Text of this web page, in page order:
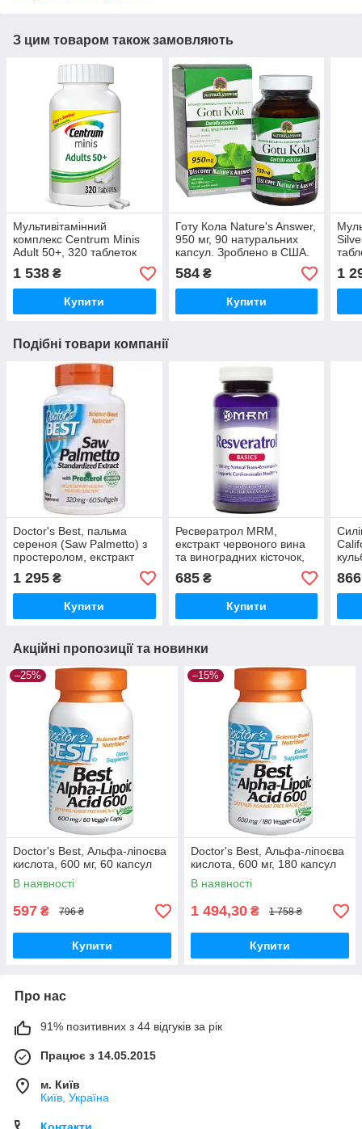
З цим товаром також замовляють
Мультивітамінний
комплекс Centrum Minis
Adult 50+, 320 таблеток
1 538 ₴
Купити
Готу Кола Nature's Answer,
950 мг, 90 натуральних
капсул. Зроблено в США.
584₴
Купити
1
Подібні товари компанії
Doctor's Best, пальма
сереноя (Saw Palmetto) з
простеролом, екстракт
1 295 ₴
Купити
Ресвератрол MRM,
екстракт червоного вина
та виноградних кісточок,
685₴
Купити
866
Акційні пропозиції та новинки
–25%
Doctor's Best, Альфа-ліпоєва
кислота, 600 мг, 60 капсул
В наявності
597 ₴ 796 ₴
Купити
–15%
Doctor's Best, Альфа-ліпоєва
кислота, 600 мг, 180 капсул
В наявності
1 494,30 ₴ 1 758 ₴
Купити
Про нас
91% позитивних з 44 відгуків за рік
Працює з 14.05.2015
м. Київ
Київ, Україна